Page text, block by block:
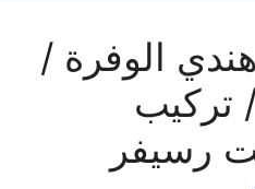
الوفرة /
/ تركيب
رسيفر